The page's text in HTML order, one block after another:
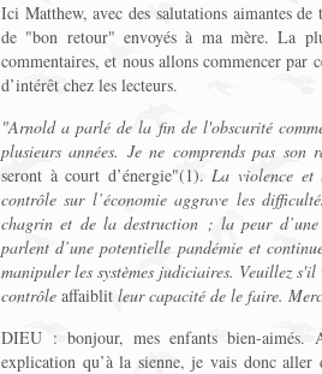
Ici Matthew, avec des salutations aimantes
de "bon retour" envoyés à ma mère. La
commentaires, et nous allons commencer
d’intérêt chez les lecteurs.
"Arnold a parlé de la fin de l'obscurité
plusieurs années. Je ne comprends pas son
seront à court d’énergie"(1). La violence et
contrôle sur l’économie aggrave les
chagrin et de la destruction ; la peur
parlent d’une potentielle pandémie et
manipuler les systèmes judiciaires. Veuillez
contrôle affaiblit leur capacité de le faire.
DIEU : bonjour, mes enfants bien-aimés.
explication qu’à la sienne, je vais donc